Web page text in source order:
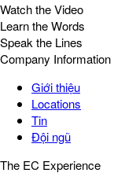
Watch the Video
Learn the Words
Speak the Lines
Company Information
Giới thiệu
Locations
Tin
Đội ngũ
The EC Experience